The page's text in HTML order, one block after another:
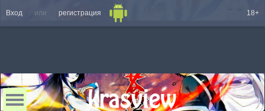
Вход или регистрация 18+